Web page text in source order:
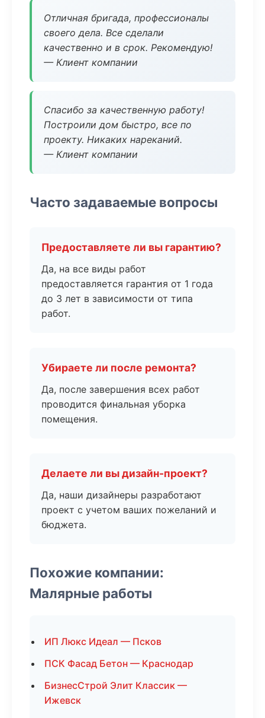
Отличная бригада, профессионалы
своего дела. Все сделали
качественно и в срок. Рекомендую!
— Клиент компании
Спасибо за качественную работу!
Построили дом быстро, все по
проекту. Никаких нареканий.
— Клиент компании
Часто задаваемые вопросы
Предоставляете ли вы гарантию?
Да, на все виды работ
предоставляется гарантия от 1 года
до 3 лет в зависимости от типа
работ.
Убираете ли после ремонта?
Да, после завершения всех работ
проводится финальная уборка
помещения.
Делаете ли вы дизайн-проект?
Да, наши дизайнеры разработают
проект с учетом ваших пожеланий и
бюджета.
Похожие компании:
Малярные работы
ИП Люкс Идеал — Псков
ПСК Фасад Бетон — Краснодар
БизнесСтрой Элит Классик —
Ижевск